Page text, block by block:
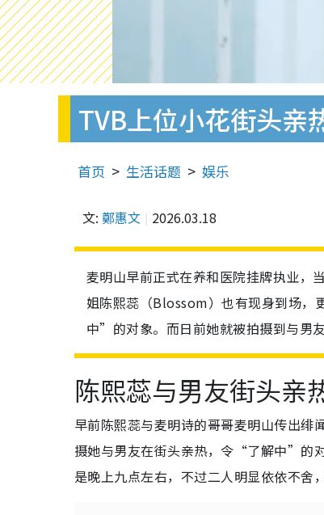
TVB上位小花街头亲
首页 生活话题 娱乐
文: 鄭惠文 2026.03.18
麦明山早前正式在养和医院挂牌执业，
姐陈熙蕊（Blossom）也有现身到场，
中”的对象。而日前她就被拍摄到与男
陈熙蕊与男友街头亲
早前陈熙蕊与麦明诗的哥哥麦明山传出绯
摄她与男友在街头亲热，令“了解中”的
是晚上九点左右，不过二人明显依依不舍